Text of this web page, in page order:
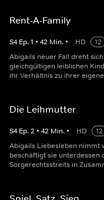
Rent-A-Family
S4 Ep.1 • 42 Min. • HD
12
Abigails neuer Fall dreht
gleichgültigen leiblichen
ihr Verhältnis zu ihrer
Die Leihmutter
S4 Ep.2 • 42 Min. • HD
12
Abigails Liebesleben nimmt
beschäftigt sie unterdessen
Sorgerechtsstreits in